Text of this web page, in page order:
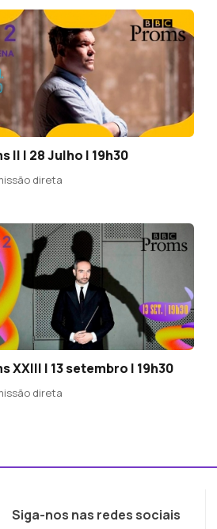
II | 28 Julho | 19h30
direta
XXIII | 13 setembro | 19h30
direta
Siga-nos nas redes sociais